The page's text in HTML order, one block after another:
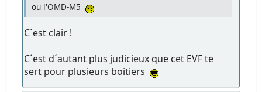
ou l'OMD-M5
C´est clair !
C´est d´autant plus judicieux que cet EVF te
sert pour plusieurs boitiers